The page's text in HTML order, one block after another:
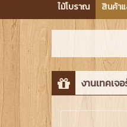
ไม้โบราณ สินค้า
งานเทคเจ